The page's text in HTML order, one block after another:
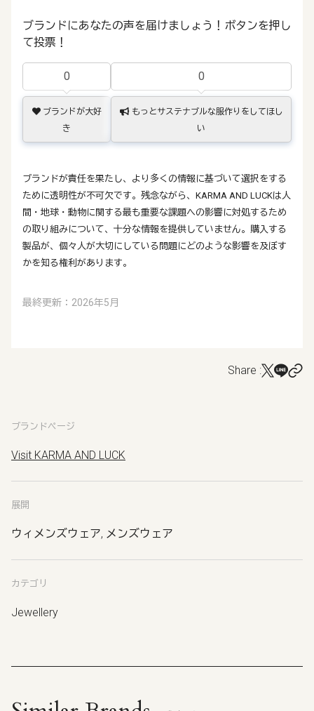
ブランドにあなたの声を届けましょう！ボタンを押し
て投票！
0
ブランドが大好
き
0
もっとサステナブルな服作りをしてほし
い
ブランドが責任を果たし、より多くの情報に基づいて選択をする
ために透明性が不可欠です。残念ながら、KARMA AND LUCKは人
間・地球・動物に関する最も重要な課題への影響に対処するため
の取り組みについて、十分な情報を提供していません。購入する
製品が、個々人が大切にしている問題にどのような影響を及ぼす
かを知る権利があります。
最終更新：2026年5月
Share :
ブランドページ
Visit KARMA AND LUCK
展開
ウィメンズウェア, メンズウェア
カテゴリ
Jewellery